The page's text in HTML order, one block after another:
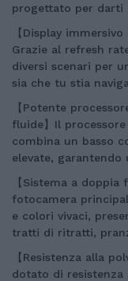
progettato per darti
【Display
Grazie al refresh
diversi scenari per
sia che tu stia
【Potente
fluide】Il
combina un basso
elevate, garantendo
【Sistema a doppia
fotocamera
e colori vivaci,
tratti di ritratti,
【Resistenza alla
dotato di resistenza